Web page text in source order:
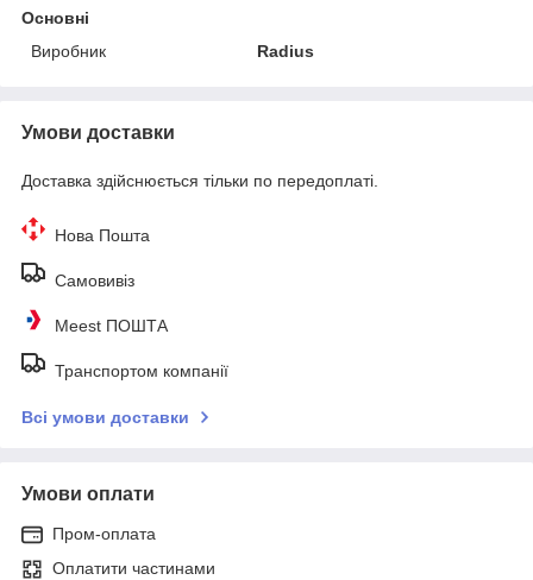
Основні
Виробник
Radius
Умови доставки
Доставка здійснюється тільки по передоплаті.
Нова Пошта
Самовивіз
Meest ПОШТА
Транспортом компанії
Всі умови доставки
Умови оплати
Пром-оплата
Оплатити частинами